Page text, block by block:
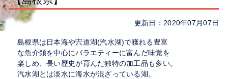
更新日：2020年07月07日
島根県は日本海や宍道湖(汽水湖)で獲れる豊富
な魚介類を中心にバラエティーに富んだ味覚を
楽しめ、長い歴史が育んだ独特の加工品も多い。
汽水湖とは淡水に海水が混ざっている湖。